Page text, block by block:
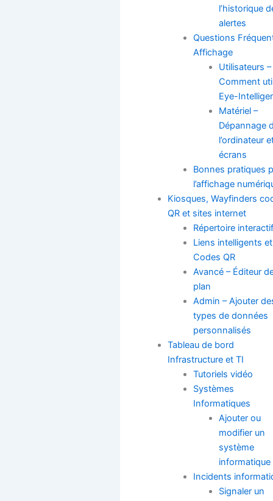
l’historique
alertes
Questions
Affichage
Utilisateurs –
Comment
Eye-
Matériel –
Dépannage
l’ordinateur
écrans
Bonnes pratiques
l’affichage
Kiosques, Wayfinders
QR et sites internet
Répertoire
Liens intelligents et
Codes QR
Avancé – Éditeur
plan
Admin – Ajouter
types de données
personnalisés
Tableau de bord
Infrastructure et TI
Tutoriels vidéo
Systèmes
Informatiques
Ajouter ou
modifier un
système
informatique
Incidents
Signaler un